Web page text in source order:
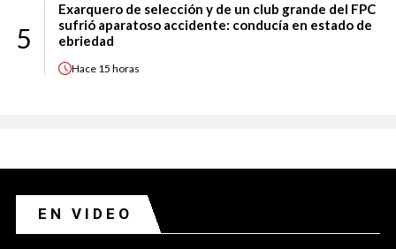
5
Exarquero de selección y de un club grande del FPC
sufrió aparatoso accidente: conducía en estado de
ebriedad
Hace 15 horas
EN VIDEO